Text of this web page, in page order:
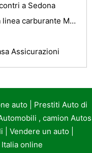
a Sedona
Pompa carburante: cuore della linea carburante Mercedes
Assicurazioni
auto
Prestiti Auto di
, camion Autos
Vendere un auto|
online